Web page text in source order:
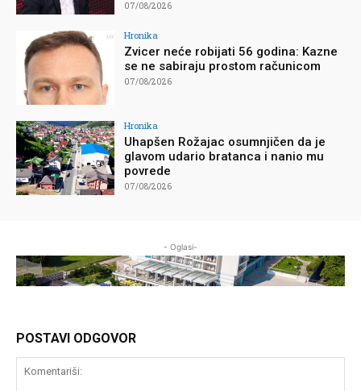
07/08/2026
Hronika
Zvicer neće robijati 56 godina: Kazne
se ne sabiraju prostom računicom
07/08/2026
Hronika
Uhapšen Rožajac osumnjičen da je
glavom udario bratanca i nanio mu
povrede
07/08/2026
- Oglasi-
POSTAVI ODGOVOR